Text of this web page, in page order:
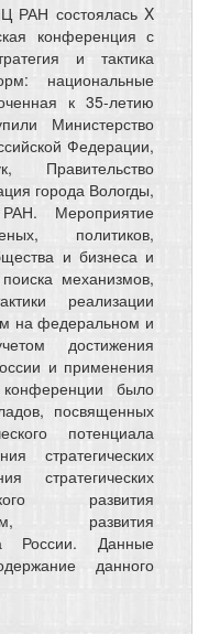
РАН состоялась X
конференция с
и тактика
национальные
к 35-летию
Министерство
Федерации,
Правительство
города Вологды,
Мероприятие
политиков,
и бизнеса и
механизмов,
реализации
на федеральном и
достижения
и применения
было
посвященных
потенциала
стратегических
стратегических
развития
развития
России. Данные
данного